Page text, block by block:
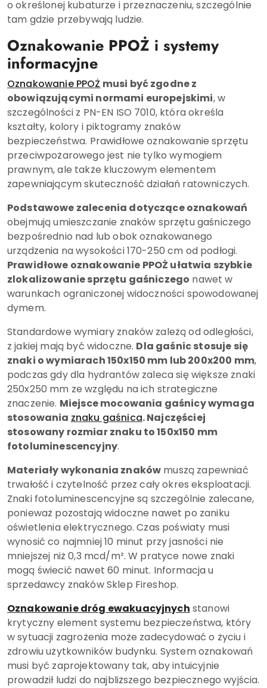
o określonej kubaturze i przeznaczeniu, szczególnie
tam gdzie przebywają ludzie.
Oznakowanie PPOŻ i systemy
informacyjne
Oznakowanie PPOŻ musi być zgodne z
obowiązującymi normami europejskimi, w
szczególności z PN-EN ISO 7010, która określa
kształty, kolory i piktogramy znaków
bezpieczeństwa. Prawidłowe oznakowanie sprzętu
przeciwpożarowego jest nie tylko wymogiem
prawnym, ale także kluczowym elementem
zapewniającym skuteczność działań ratowniczych.
Podstawowe zalecenia dotyczące oznakowań
obejmują umieszczanie znaków sprzętu gaśniczego
bezpośrednio nad lub obok oznakowanego
urządzenia na wysokości 170-250 cm od podłogi.
Prawidłowe oznakowanie PPOŻ ułatwia szybkie
zlokalizowanie sprzętu gaśniczego nawet w
warunkach ograniczonej widoczności spowodowanej
dymem.
Standardowe wymiary znaków zależą od odległości,
z jakiej mają być widoczne. Dla gaśnic stosuje się
znaki o wymiarach 150x150 mm lub 200x200 mm,
podczas gdy dla hydrantów zaleca się większe znaki
250x250 mm ze względu na ich strategiczne
znaczenie. Miejsce mocowania gaśnicy wymaga
stosowania znaku gaśnica. Najczęściej
stosowany rozmiar znaku to 150x150 mm
fotoluminescencyjny.
Materiały wykonania znaków muszą zapewniać
trwałość i czytelność przez cały okres eksploatacji.
Znaki fotoluminescencyjne są szczególnie zalecane,
ponieważ pozostają widoczne nawet po zaniku
oświetlenia elektrycznego. Czas poświaty musi
wynosić co najmniej 10 minut przy jasności nie
mniejszej niż 0,3 mcd/m². W pratyce nowe znaki
mogą świecić nawet 60 minut. Informacja u
sprzedawcy znaków Sklep Fireshop.
Oznakowanie dróg ewakuacyjnych stanowi
krytyczny element systemu bezpieczeństwa, który
w sytuacji zagrożenia może zadecydować o życiu i
zdrowiu użytkowników budynku. System oznakowań
musi być zaprojektowany tak, aby intuicyjnie
prowadził ludzi do najbliższego bezpiecznego wyjścia.